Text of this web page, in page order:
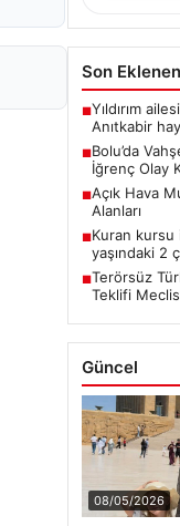
Son
■Yıldırım
Anıtkabir
■Bolu’da
İğrenç Olay
■Açık Hava
Alanları
■Kuran kursu
yaşındaki 2
■Terörsüz
Teklifi
Güncel
08/05/2026